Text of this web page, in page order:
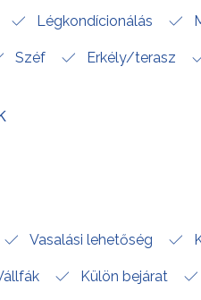
Légkondícionálás
Széf Erkély/terasz
Vasalási lehetőség
Külön bejárat